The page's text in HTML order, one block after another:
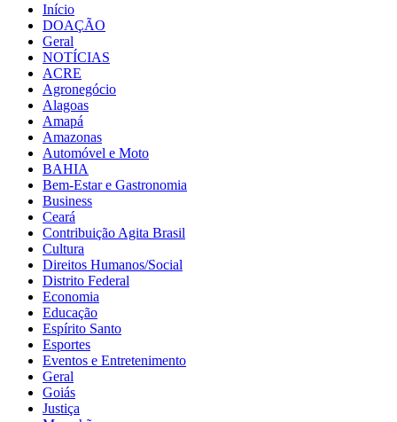
Início
DOAÇÃO
Geral
NOTÍCIAS
ACRE
Agronegócio
Alagoas
Amapá
Amazonas
Automóvel e Moto
BAHIA
Bem-Estar e Gastronomia
Business
Ceará
Contribuição Agita Brasil
Cultura
Direitos Humanos/Social
Distrito Federal
Economia
Educação
Espírito Santo
Esportes
Eventos e Entretenimento
Geral
Goiás
Justiça